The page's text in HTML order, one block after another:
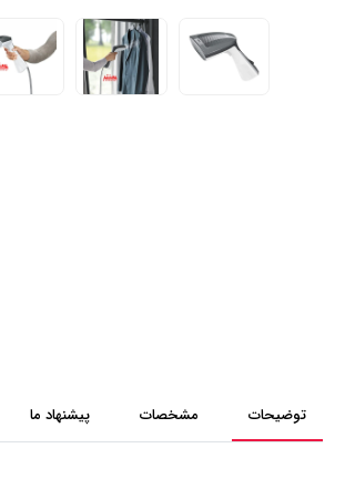
توضیحات مشخصات پیشنهاد ما